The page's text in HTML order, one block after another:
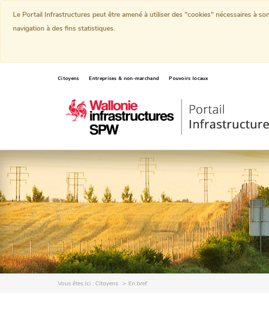
Citoyens Entreprises & non-marchand Pouvoirs locaux
Vous êtes ici : Citoyens En bref
Le Portail Infrastructures peut être amené à utiliser des "cookies" nécessaires à
navigation à des fins statistiques.